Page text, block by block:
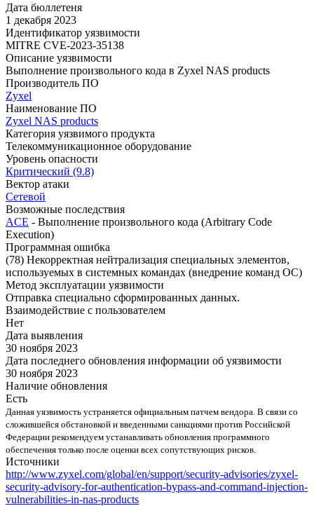
Дата бюллетеня
1 декабря 2023
Идентификатор уязвимости
MITRE CVE-2023-35138
Описание уязвимости
Выполнение произвольного кода в Zyxel NAS products
Производитель ПО
Zyxel
Наименование ПО
Zyxel NAS products
Категория уязвимого продукта
Телекоммуникационное оборудование
Уровень опасности
Критический (9.8)
Вектор атаки
Сетевой
Возможные последствия
ACE - Выполнение произвольного кода (Arbitrary Code
Execution)
Программная ошибка
(78) Некорректная нейтрализация специальных элементов,
используемых в системных командах (внедрение команд ОС)
Метод эксплуатации уязвимости
Отправка специально сформированных данных.
Взаимодействие с пользователем
Нет
Дата выявления
30 ноября 2023
Дата последнего обновления информации об уязвимости
30 ноября 2023
Наличие обновления
Есть
Данная уязвимость устраняется официальным патчем вендора. В связи со
сложившейся обстановкой и введенными санкциями против Российской
Федерации рекомендуем устанавливать обновления программного
обеспечения только после оценки всех сопутствующих рисков.
Источники
http://www.zyxel.com/global/en/support/security-advisories/zyxel-
security-advisory-for-authentication-bypass-and-command-injection-
vulnerabilities-in-nas-products